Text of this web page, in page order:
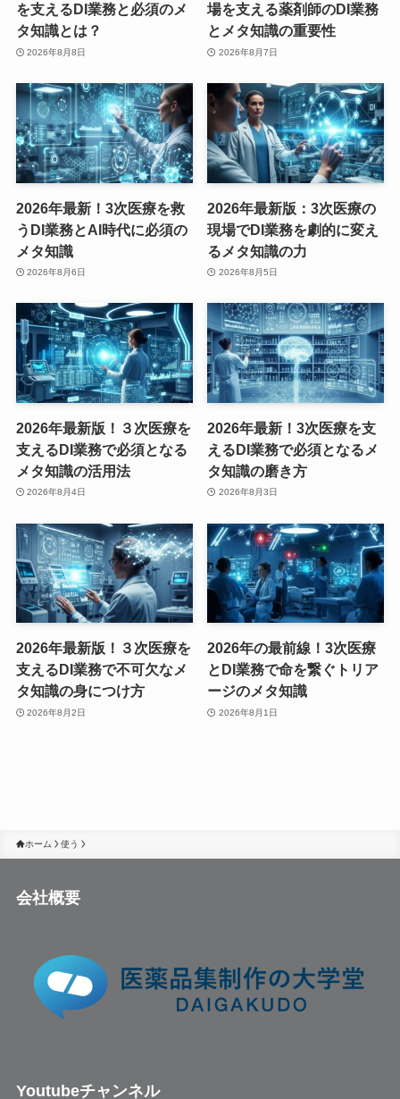
を支えるDI業務と必須のメ
タ知識とは？
2026年8月8日
場を支える薬剤師のDI業務
とメタ知識の重要性
2026年8月7日
2026年最新！3次医療を救
うDI業務とAI時代に必須の
メタ知識
2026年8月6日
2026年最新版：3次医療の
現場でDI業務を劇的に変え
るメタ知識の力
2026年8月5日
2026年最新版！３次医療を
支えるDI業務で必須となる
メタ知識の活用法
2026年8月4日
2026年最新！3次医療を支
えるDI業務で必須となるメ
タ知識の磨き方
2026年8月3日
2026年最新版！３次医療を
支えるDI業務で不可欠なメ
タ知識の身につけ方
2026年8月2日
2026年の最前線！3次医療
とDI業務で命を繋ぐトリア
ージのメタ知識
2026年8月1日
ホーム 使う
会社概要
Youtubeチャンネル